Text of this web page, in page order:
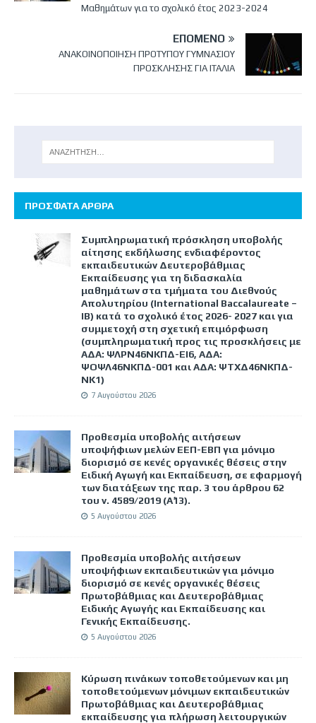
Μαθημάτων για το σχολικό έτος 2023-2024
ΕΠΌΜΕΝΟ
ΑΝΑΚΟΙΝΟΠΟΙΗΣΗ ΠΡΟΤΥΠΟΥ ΓΥΜΝΑΣΙΟΥ
ΠΡΟΣΚΛΗΣΗΣ ΓΙΑ ΙΤΑΛΙΑ
ΠΡΟΣΦΑΤΑ ΑΡΘΡΑ
Συμπληρωματική πρόσκληση υποβολής
αίτησης εκδήλωσης ενδιαφέροντος
εκπαιδευτικών Δευτεροβάθμιας
Εκπαίδευσης για τη διδασκαλία
μαθημάτων στα τμήματα του Διεθνούς
Απολυτηρίου (International Baccalaureate –
IB) κατά το σχολικό έτος 2026- 2027 και για
συμμετοχή στη σχετική επιμόρφωση
(συμπληρωματική προς τις προσκλήσεις με
ΑΔΑ: ΨΛΡΝ46ΝΚΠΔ-ΕΙ6, ΑΔΑ:
ΨΟΨΛ46ΝΚΠΔ-001 και ΑΔΑ: ΨΤΧΔ46ΝΚΠΔ-
ΝΚ1)
7 Αυγούστου 2026
Προθεσμία υποβολής αιτήσεων
υποψήφιων μελών ΕΕΠ-ΕΒΠ για μόνιμο
διορισμό σε κενές οργανικές θέσεις στην
Ειδική Αγωγή και Εκπαίδευση, σε εφαρμογή
των διατάξεων της παρ. 3 του άρθρου 62
του ν. 4589/2019 (Α΄13).
5 Αυγούστου 2026
Προθεσμία υποβολής αιτήσεων
υποψήφιων εκπαιδευτικών για μόνιμο
διορισμό σε κενές οργανικές θέσεις
Πρωτοβάθμιας και Δευτεροβάθμιας
Ειδικής Αγωγής και Εκπαίδευσης και
Γενικής Εκπαίδευσης.
5 Αυγούστου 2026
Κύρωση πινάκων τοποθετούμενων και μη
τοποθετούμενων μόνιμων εκπαιδευτικών
Πρωτοβάθμιας και Δευτεροβάθμιας
εκπαίδευσης για πλήρωση λειτουργικών